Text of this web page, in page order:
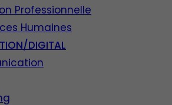
Professionnelle
Humaines
DIGITAL